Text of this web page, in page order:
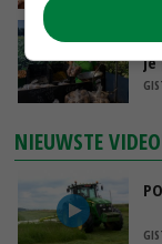
je
NIEUWSTE